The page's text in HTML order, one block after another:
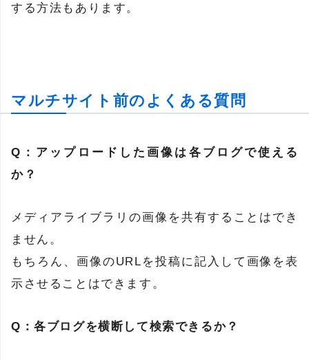
する方法もあります。
マルチサイト前のよくある質問
Q：アップロードした画像は各ブログで使える
か？
メディアライブラリの画像を共有することはでき
ません。
もちろん、画像のURLを投稿に記入して画像を表
示させることはできます。
Q：各ブログを横断して検索できるか？